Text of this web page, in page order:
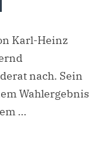
Karl-Heinz
nach. Sein
Wahlergebnis
…